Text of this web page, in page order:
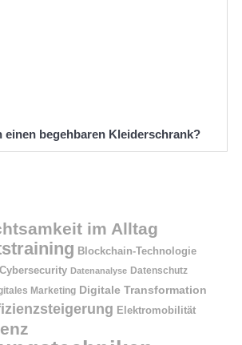
einen begehbaren Kleiderschrank?
im Alltag
Blockchain-Technologie
Cybersecurity Datenanalyse Datenschutz
Marketing Digitale Transformation
Elektromobilität